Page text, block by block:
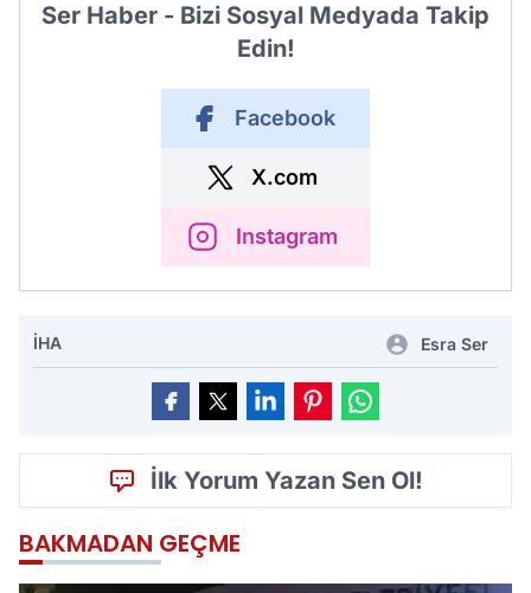
Ser Haber - Bizi Sosyal Medyada Takip
Edin!
Facebook
X.com
Instagram
İHA Esra Ser
İlk Yorum Yazan Sen Ol!
BAKMADAN GEÇME